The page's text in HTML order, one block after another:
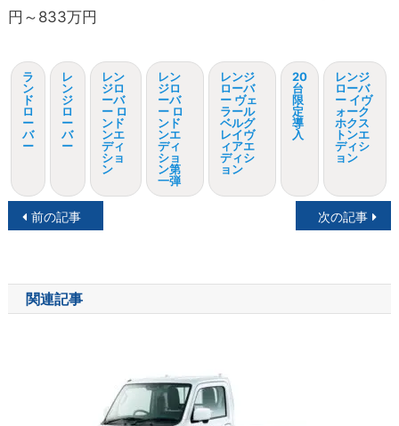
円～833万円
ラ
ン
ド
ロ
ー
バ
ー
レ
ン
ジ
ロ
ー
バ
ー
レン
ジロ
ーバ
ー ロ
ンド
ンエ
ディ
ショ
ン
レン
ジロ
ーバ
ー ロ
ンド
ンエ
ディ
ショ
ン第
一弾
レンジ
ローバ
ー ヴェ
ラール
ベルグ
レイヴ
ィアエ
ディシ
ョン
20
台
限
定
導
入
レンジ
ローバ
ー イヴ
ォーク
ホクス
トンエ
ディシ
ョン
投
ナ
ビ
前の記事 次の記事
関連記事